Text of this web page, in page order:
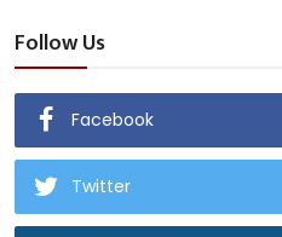
Follow Us
Facebook
Twitter